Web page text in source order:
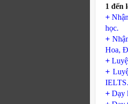
1 đến
+
học.
+
Hoa,
+
+
+ Dạy